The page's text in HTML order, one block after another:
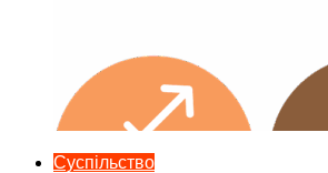
Суспільство